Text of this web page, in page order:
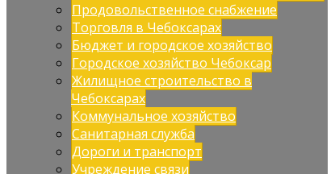
Продовольственное снабжение
Торговля в Чебоксарах
Бюджет и городское хозяйство
Городское хозяйство Чебоксар
Жилищное строительство в
Чебоксарах
Коммунальное хозяйство
Санитарная служба
Дороги и транспорт
Учреждение связи